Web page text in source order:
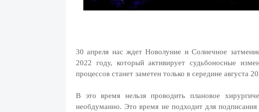
30 апреля нас ждет Новолуние и Солнечное
2022 году, который активирует судьбоносные
процессов станет заметен только в середине августа
В это время нельзя проводить плановое
необдуманно. Это время не подходит для подписания